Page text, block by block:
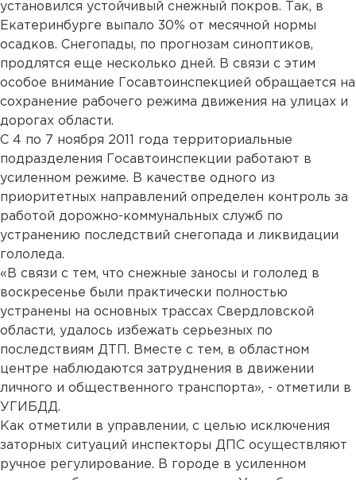
установился устойчивый снежный покров. Так, в
Екатеринбурге выпало 30% от месячной нормы
осадков. Снегопады, по прогнозам синоптиков,
продлятся еще несколько дней. В связи с этим
особое внимание Госавтоинспекцией обращается на
сохранение рабочего режима движения на улицах и
дорогах области.
С 4 по 7 ноября 2011 года территориальные
подразделения Госавтоинспекции работают в
усиленном режиме. В качестве одного из
приоритетных направлений определен контроль за
работой дорожно-коммунальных служб по
устранению последствий снегопада и ликвидации
гололеда.
«В связи с тем, что снежные заносы и гололед в
воскресенье были практически полностью
устранены на основных трассах Свердловской
области, удалось избежать серьезных по
последствиям ДТП. Вместе с тем, в областном
центре наблюдаются затруднения в движении
личного и общественного транспорта», - отметили в
УГИБДД.
Как отметили в управлении, с целью исключения
заторных ситуаций инспекторы ДПС осуществляют
ручное регулирование. В городе в усиленном